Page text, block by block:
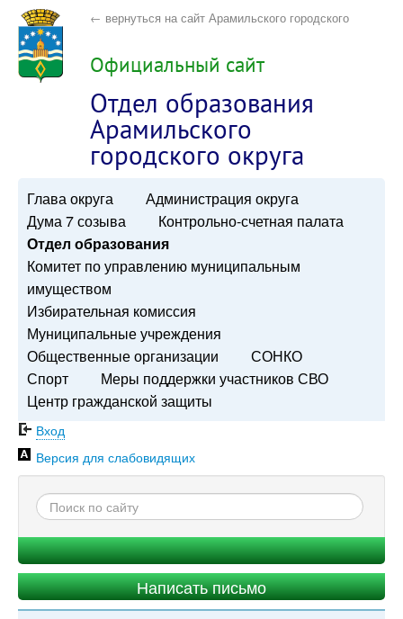
← вернуться на сайт Арамильского городского
округа
Официальный сайт
Отдел образования
Арамильского
городского округа
Глава округа
Администрация округа
Дума 7 созыва
Контрольно-счетная палата
Отдел образования
Комитет по управлению муниципальным
имуществом
Избирательная комиссия
Муниципальные учреждения
Общественные организации
СОНКО
Спорт
Меры поддержки участников СВО
Центр гражданской защиты
Вход
Версия для слабовидящих
Написать письмо